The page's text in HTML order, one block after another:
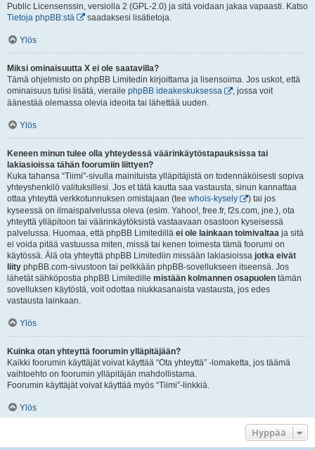
Public Licensenssin, versiolla 2 (GPL-2.0) ja sitä voidaan jakaa vapaasti. Katso
Tietoja phpBB:stä
saadaksesi lisätietoja.
Ylös
Miksi ominaisuutta X ei ole saatavilla?
Tämä ohjelmisto on phpBB Limitedin kirjoittama ja lisensoima. Jos uskot, että
ominaisuus tulisi lisätä, vieraile phpBB ideakeskuksessa
, jossa voit
äänestää olemassa olevia ideoita tai lähettää uuden.
Ylös
Keneen minun tulee olla yhteydessä väärinkäytöstapauksissa tai
lakiasioissa tähän foorumiin liittyen?
Kuka tahansa “Tiimi”-sivulla mainituista ylläpitäjistä on todennäköisesti sopiva
yhteyshenkilö valituksillesi. Jos et tätä kautta saa vastausta, sinun kannattaa
ottaa yhteyttä verkkotunnuksen omistajaan (tee whois-kysely
) tai jos
kyseessä on ilmaispalvelussa oleva (esim. Yahoo!, free.fr, f2s.com, jne.), ota
yhteyttä ylläpitoon tai väärinkäytöksistä vastaavaan osastoon kyseisessä
palvelussa. Huomaa, että phpBB Limitedillä ei ole lainkaan toimivaltaa ja sitä
ei voida pitää vastuussa miten, missä tai kenen toimesta tämä foorumi on
käytössä. Älä ota yhteyttä phpBB Limitediin missään lakiasioissa jotka eivät
liity phpBB.com-sivustoon tai pelkkään phpBB-sovellukseen itseensä. Jos
lähetät sähköpostia phpBB Limitedille mistään kolmannen osapuolen tämän
sovelluksen käytöstä, voit odottaa niukkasanaista vastausta, jos edes
vastausta lainkaan.
Ylös
Kuinka otan yhteyttä foorumin ylläpitäjään?
Kaikki foorumin käyttäjät voivat käyttää “Ota yhteyttä” -lomaketta, jos täämä
vaihtoehto on foorumin ylläpitäjän mahdollistama.
Foorumin käyttäjät voivat käyttää myös “Tiimi”-linkkiä.
Ylös
Hyppää